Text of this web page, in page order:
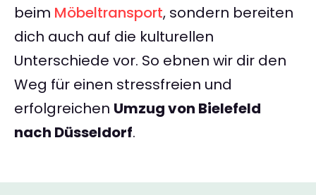
beim Möbeltransport, sondern bereiten
dich auch auf die kulturellen
Unterschiede vor. So ebnen wir dir den
Weg für einen stressfreien und
erfolgreichen Umzug von Bielefeld
nach Düsseldorf.